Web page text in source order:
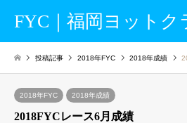
FYC｜福岡ヨットク
投稿記事 2018年FYC 2018年成績
2018年FYC 2018年成績
2018FYCレース6月成績